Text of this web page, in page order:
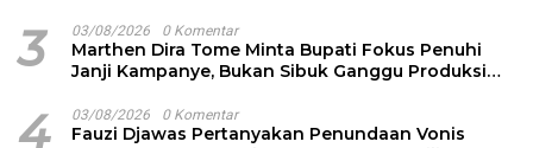
3 03/08/2026 0 Komentar
Marthen Dira Tome Minta Bupati Fokus Penuhi
Janji Kampanye, Bukan Sibuk Ganggu Produksi
4 03/08/2026 0 Komentar
Fauzi Djawas Pertanyakan Penundaan Vonis